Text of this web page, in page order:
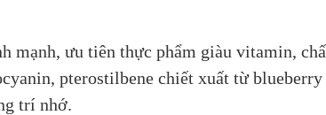
mạnh, ưu tiên thực phẩm giàu vitamin,
pterostilbene chiết xuất từ
trí nhớ.